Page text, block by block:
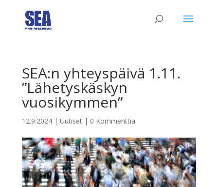
SEA:n yhteyspäivä 1.11.
”Lähetyskäskyn
vuosikymmen”
12.9.2024| Uutiset| 0 Kommenttia